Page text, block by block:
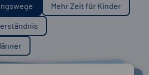
Mehr Zeit für Kinder